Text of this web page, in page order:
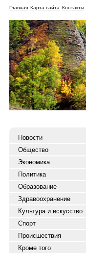
Главная Карта сайта Контакты
Новости
Общество
Экономика
Политика
Образование
Здравоохранение
Культура и искусство
Спорт
Происшествия
Кроме того